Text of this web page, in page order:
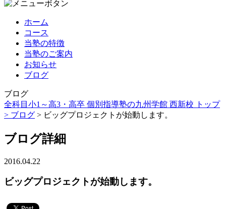
ホーム
コース
当塾の特徴
当塾のご案内
お知らせ
ブログ
ブログ
全科目小1～高3・高卒 個別指導塾の九州学館 西新校 トップ
> ブログ > ビッグプロジェクトが始動します。
ブログ詳細
2016.04.22
ビッグプロジェクトが始動します。